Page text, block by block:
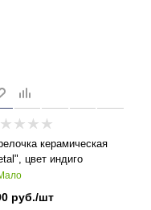
керамическая
цвет индиго
руб./шт